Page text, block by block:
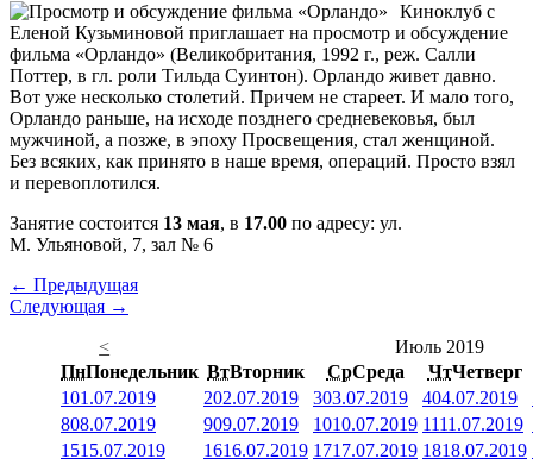
Киноклуб с
Еленой Кузьминовой приглашает на просмотр и обсуждение
фильма «Орландо» (Великобритания, 1992 г., реж. Салли
Поттер, в гл. роли Тильда Суинтон). Орландо живет давно.
Вот уже несколько столетий. Причем не стареет. И мало того,
Орландо раньше, на исходе позднего средневековья, был
мужчиной, а позже, в эпоху Просвещения, стал женщиной.
Без всяких, как принято в наше время, операций. Просто взял
и перевоплотился.
Занятие состоится 13 мая, в 17.00 по адресу: ул.
М. Ульяновой, 7, зал № 6
← Предыдущая
Следующая →
<
Июль 2019
ПнПонедельник ВтВторник СрСреда ЧтЧетверг
101.07.2019 202.07.2019 303.07.2019 404.07.2019
808.07.2019 909.07.2019 1010.07.2019 1111.07.2019
1515.07.2019 1616.07.2019 1717.07.2019 1818.07.2019